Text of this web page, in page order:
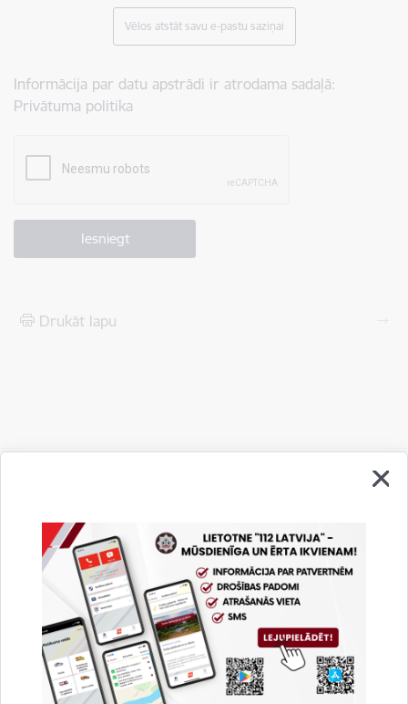
Vēlos atstāt savu e-pastu saziņai
Informācija par datu apstrādi ir atrodama sadaļā:
Privātuma politika
Drukāt lapu
Vai šī informācija bija noderīga?
Sniegt atsauksmi